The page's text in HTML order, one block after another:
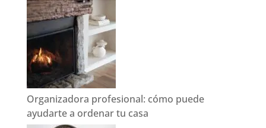
Organizadora profesional: cómo puede
ayudarte a ordenar tu casa